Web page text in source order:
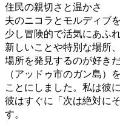
住民の親切さと温かさ
夫のニコラとモルディブ
少し冒険的で活気にあふ
新しいことや特別な場所
場所を発見するのが好き
（アッドゥ市のガン島）
ことにしました。私は彼
彼はすぐに「次は絶対に
す。